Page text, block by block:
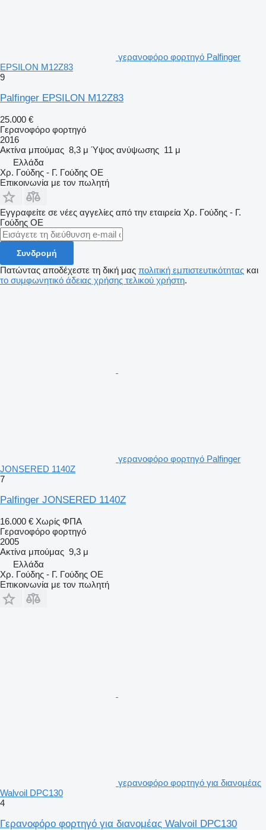
γερανοφόρο φορτηγό Palfinger
EPSILON M12Z83
9
Palfinger EPSILON M12Z83
25.000 €
Γερανοφόρο φορτηγό
2016
Ακτίνα μπούμας 8,3 μ Ύψος ανύψωσης 11 μ
Ελλάδα
Χρ. Γούδης - Γ. Γούδης ΟΕ
Επικοινωνία με τον πωλητή
Εγγραφείτε σε νέες αγγελίες από την εταιρεία Χρ. Γούδης - Γ.
Γούδης ΟΕ
Συνδρομή
Πατώντας αποδέχεστε τη δική μας πολιτική εμπιστευτικότητας και
το συμφωνητικό άδειας χρήσης τελικού χρήστη.
γερανοφόρο φορτηγό Palfinger
JONSERED 1140Z
7
Palfinger JONSERED 1140Z
16.000 € Χωρίς ΦΠΑ
Γερανοφόρο φορτηγό
2005
Ακτίνα μπούμας 9,3 μ
Ελλάδα
Χρ. Γούδης - Γ. Γούδης ΟΕ
Επικοινωνία με τον πωλητή
γερανοφόρο φορτηγό για διανομέας
Walvoil DPC130
4
Γερανοφόρο φορτηγό για διανομέας Walvoil DPC130